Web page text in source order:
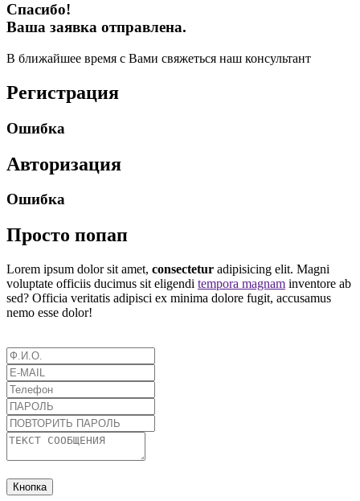
Спасибо!
Ваша заявка отправлена.
В ближайшее время с Вами свяжеться наш консультант
Регистрация
Ошибка
Авторизация
Ошибка
Просто попап
Lorem ipsum dolor sit amet, consectetur adipisicing elit. Magni
voluptate officiis ducimus sit eligendi tempora magnam inventore ab
sed? Officia veritatis adipisci ex minima dolore fugit, accusamus
nemo esse dolor!
Кнопка